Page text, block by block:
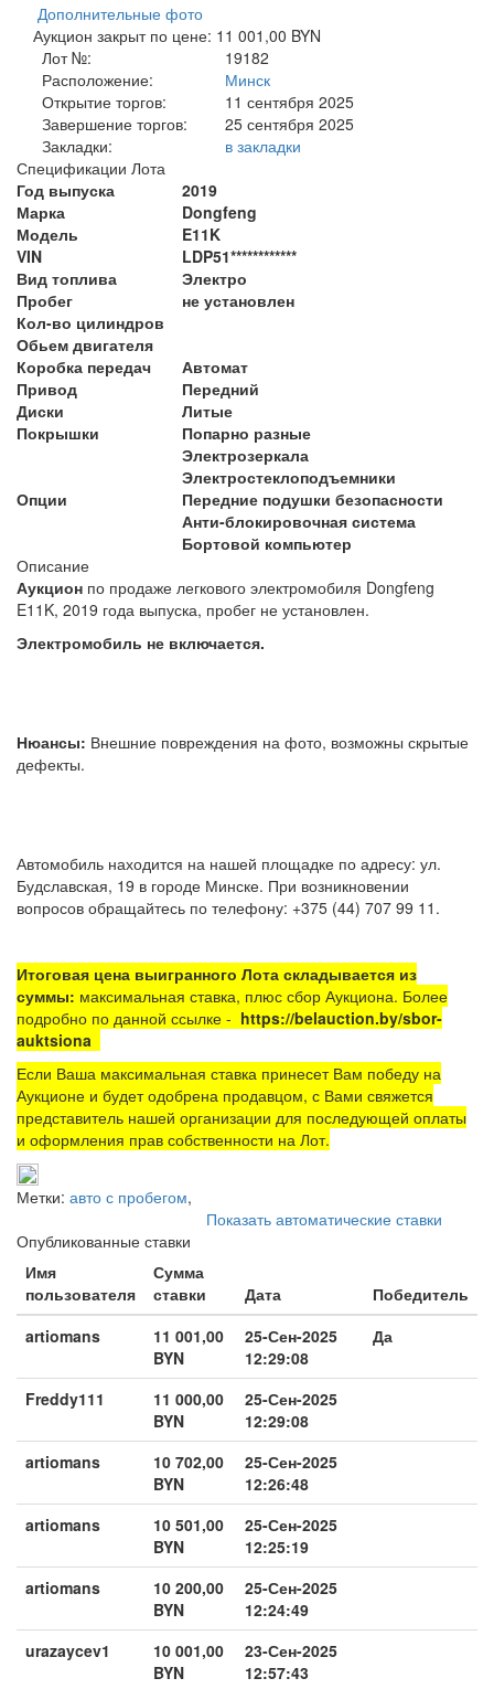
Дополнительные фото
Аукцион закрыт по цене: 11 001,00 BYN
Лот №:
19182
Расположение:
Минск
Открытие торгов:
11 сентября 2025
Завершение торгов:
25 сентября 2025
Закладки:
в закладки
Спецификации Лота
Год выпуска
2019
Марка
Dongfeng
Модель
E11K
VIN
LDP51************
Вид топлива
Электро
Пробег
не установлен
Кол-во цилиндров
Обьем двигателя
Коробка передач
Автомат
Привод
Передний
Диски
Литые
Покрышки
Попарно разные
Опции
Электрозеркала
Электростеклоподъемники
Передние подушки безопасности
Анти-блокировочная система
Бортовой компьютер
Описание
Аукцион по продаже легкового электромобиля Dongfeng
E11K, 2019 года выпуска, пробег не установлен.
Электромобиль не включается.
Нюансы: Внешние повреждения на фото, возможны скрытые
дефекты.
Автомобиль находится на нашей площадке по адресу: ул.
Будславская, 19 в городе Минске. При возникновении
вопросов обращайтесь по телефону: +375 (44) 707 99 11.
Итоговая цена выигранного Лота складывается из
суммы: максимальная ставка, плюс сбор Аукциона. Более
подробно по данной ссылке - https://belauction.by/sbor-
auktsiona
Если Ваша максимальная ставка принесет Вам победу на
Аукционе и будет одобрена продавцом, с Вами свяжется
представитель нашей организации для последующей оплаты
и оформления прав собственности на Лот.
Метки: авто с пробегом,
Показать автоматические ставки
Опубликованные ставки
Имя
пользователя
Сумма
ставки
Дата
Победитель
artiomans
11 001,00
BYN
25-Сен-2025
12:29:08
Да
Freddy111
11 000,00
BYN
25-Сен-2025
12:29:08
artiomans
10 702,00
BYN
25-Сен-2025
12:26:48
artiomans
10 501,00
BYN
25-Сен-2025
12:25:19
artiomans
10 200,00
BYN
25-Сен-2025
12:24:49
urazaycev1
10 001,00
BYN
23-Сен-2025
12:57:43